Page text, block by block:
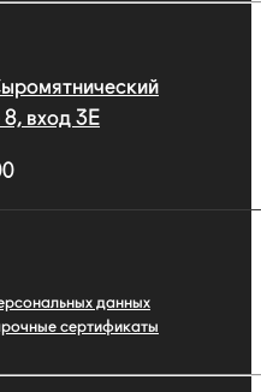
вход 3E
данных
сертификаты